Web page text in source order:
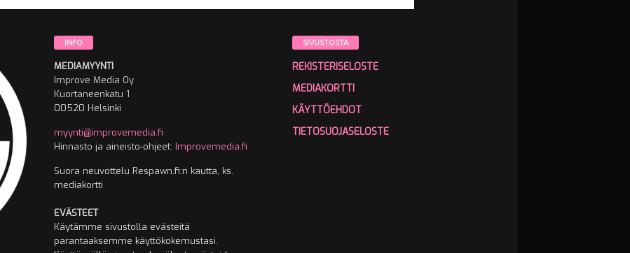
INFO
MEDIAMYYNTI
Improve Media Oy
Kuortaneenkatu 1
00520 Helsinki
myynti@improvemedia.fi
Hinnasto ja aineisto-ohjeet: Improvemedia.fi
Suora neuvottelu Respawn.fi:n kautta, ks.
mediakortti
EVÄSTEET
Käytämme sivustolla evästeitä
parantaaksemme käyttökokemustasi.
SIVUSTOSTA
REKISTERISELOSTE
MEDIAKORTTI
KÄYTTÖEHDOT
TIETOSUOJASELOSTE